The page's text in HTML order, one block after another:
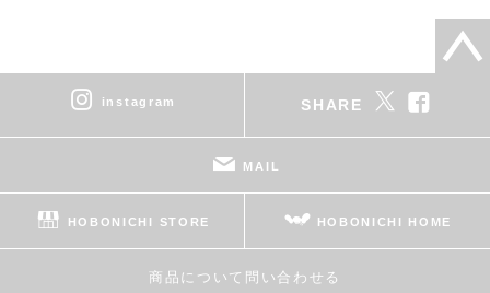
instagram SHARE
MAIL
HOBONICHI STORE HOBONICHI HOME
商品について問い合わせる